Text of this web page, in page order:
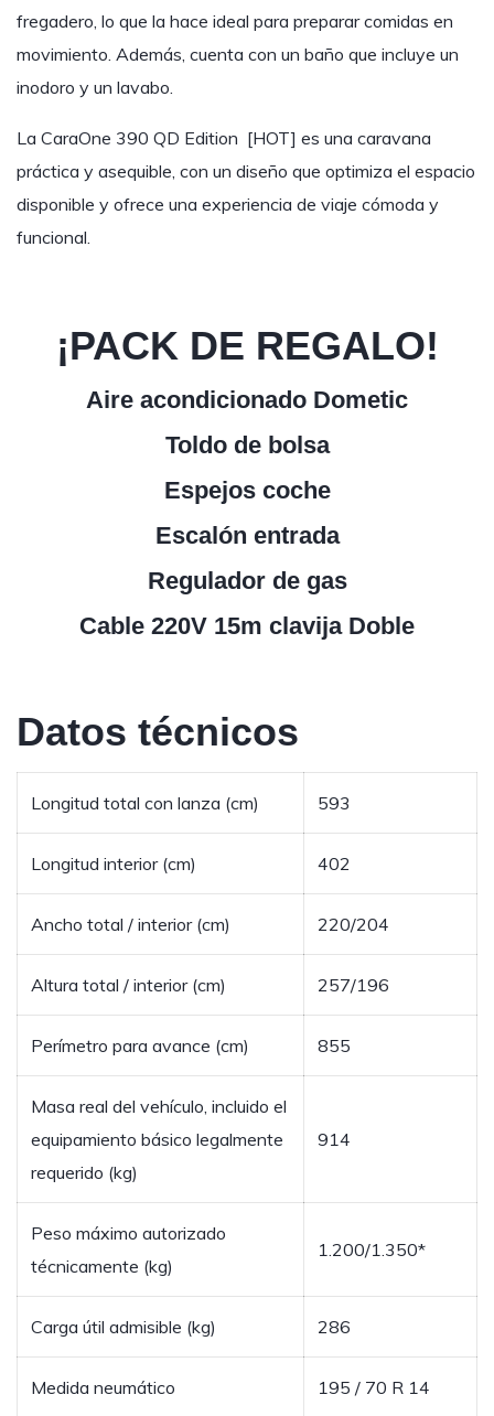
fregadero, lo que la hace ideal para preparar comidas en
movimiento. Además, cuenta con un baño que incluye un
inodoro y un lavabo.
La CaraOne 390 QD Edition [HOT] es una caravana
práctica y asequible, con un diseño que optimiza el espacio
disponible y ofrece una experiencia de viaje cómoda y
funcional.
¡PACK DE REGALO!
Aire acondicionado Dometic
Toldo de bolsa
Espejos coche
Escalón entrada
Regulador de gas
Cable 220V 15m clavija Doble
Datos técnicos
Longitud total con lanza (cm) 593
Longitud interior (cm) 402
Ancho total / interior (cm) 220/204
Altura total / interior (cm) 257/196
Perímetro para avance (cm) 855
Masa real del vehículo, incluido el
equipamiento básico legalmente
requerido (kg)
914
Peso máximo autorizado
técnicamente (kg)
1.200/1.350*
Carga útil admisible (kg) 286
Medida neumático 195 / 70 R 14